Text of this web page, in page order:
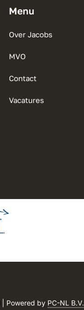
Menu
Over Jacobs
MVO
Contact
Vacatures
| Powered by PC-NL B.V.